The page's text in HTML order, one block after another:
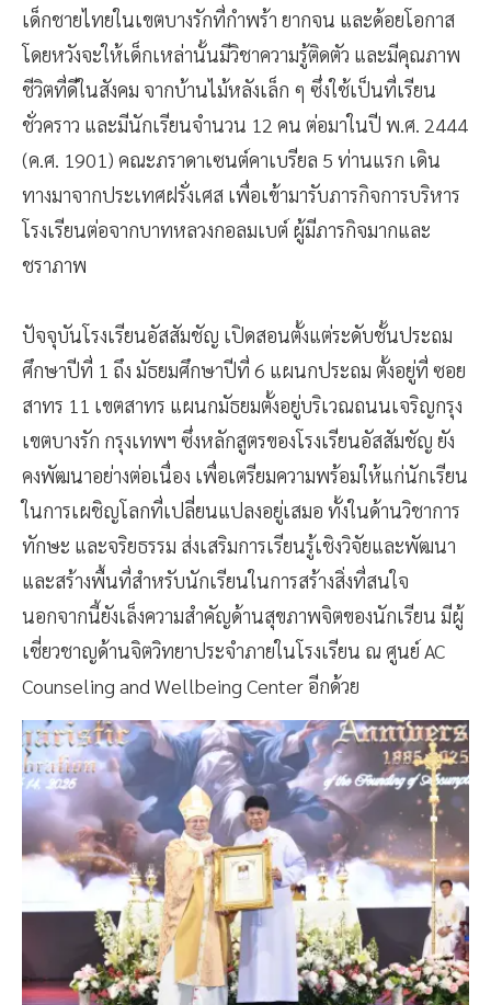
เด็กชายไทยในเขตบางรักที่กำพร้า ยากจน และด้อยโอกาส
โดยหวังจะให้เด็กเหล่านั้นมีวิชาความรู้ติดตัว และมีคุณภาพ
ชีวิตที่ดีในสังคม จากบ้านไม้หลังเล็ก ๆ ซึ่งใช้เป็นที่เรียน
ชั่วคราว และมีนักเรียนจำนวน 12 คน ต่อมาในปี พ.ศ. 2444
(ค.ศ. 1901) คณะภราดาเซนต์คาเบรียล 5 ท่านแรก เดิน
ทางมาจากประเทศฝรั่งเศส เพื่อเข้ามารับภารกิจการบริหาร
โรงเรียนต่อจากบาทหลวงกอลมเบต์ ผู้มีภารกิจมากและ
ชราภาพ
ปัจจุบันโรงเรียนอัสสัมชัญ เปิดสอนตั้งแต่ระดับชั้นประถม
ศึกษาปีที่ 1 ถึง มัธยมศึกษาปีที่ 6 แผนกประถม ตั้งอยู่ที่ ซอย
สาทร 11 เขตสาทร แผนกมัธยมตั้งอยู่บริเวณถนนเจริญกรุง
เขตบางรัก กรุงเทพฯ ซึ่งหลักสูตรของโรงเรียนอัสสัมชัญ ยัง
คงพัฒนาอย่างต่อเนื่อง เพื่อเตรียมความพร้อมให้แก่นักเรียน
ในการเผชิญโลกที่เปลี่ยนแปลงอยู่เสมอ ทั้งในด้านวิชาการ
ทักษะ และจริยธรรม ส่งเสริมการเรียนรู้เชิงวิจัยและพัฒนา
และสร้างพื้นที่สำหรับนักเรียนในการสร้างสิ่งที่สนใจ
นอกจากนี้ยังเล็งความสำคัญด้านสุขภาพจิตของนักเรียน มีผู้
เชี่ยวชาญด้านจิตวิทยาประจำภายในโรงเรียน ณ ศูนย์ AC
Counseling and Wellbeing Center อีกด้วย